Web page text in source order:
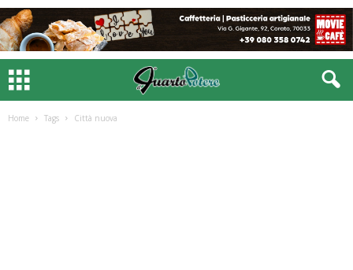
Home Tags Città nuova